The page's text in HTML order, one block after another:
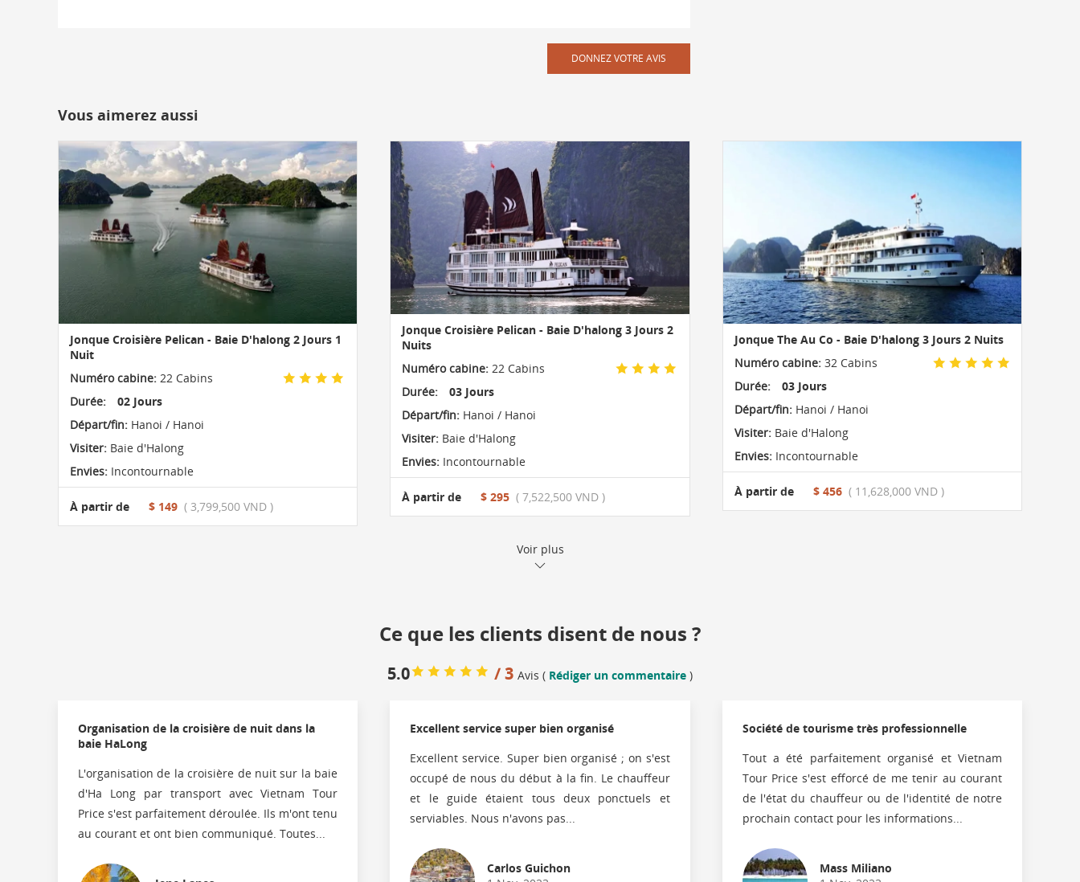
Jonque Croisière Pelican - Baie D'halong 2 Jours 1
Nuit
Numéro cabine:22 Cabins
Durée:
02 Jours
Départ/fin:Hanoi / Hanoi
Visiter:Baie d'Halong
Envies:Incontournable
À partir de $ 149 ( 3,799,500 VND )
Jonque Croisière Pelican - Baie D'halong 3 Jours 2
Nuits
Numéro cabine:22 Cabins
Durée:
03 Jours
Départ/fin:Hanoi / Hanoi
Visiter:Baie d'Halong
Envies:Incontournable
À partir de $ 295 ( 7,522,500 VND )
Jonque The Au Co - Baie D'halong 3 Jours 2 Nuits
Numéro cabine:32 Cabins
Durée:
03 Jours
Départ/fin:Hanoi / Hanoi
Visiter:Baie d'Halong
Envies:Incontournable
À partir de $ 456 ( 11,628,000 VND )
Voir plus
Ce que les clients disent de nous ?
Organisation de la croisière de nuit dans la
L'organisation de la croisière de nuit sur la baie
d'Ha Long par transport avec Vietnam Tour
Price s'est parfaitement déroulée. Ils m'ont tenu
Excellent service. Super bien organisé ; on s'est
occupé de nous du début à la fin. Le chauffeur
et le guide étaient tous deux ponctuels et
Tout a été parfaitement organisé et Vietnam
Tour Price s'est efforcé de me tenir au courant
de l'état du chauffeur ou de l'identité de notre